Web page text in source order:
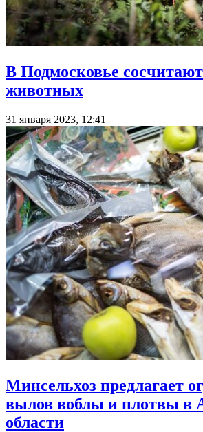
В Подмосковье
животных
31 января 2023, 12:41
Минсельхоз предлагает
вылов воблы и плотвы в
области